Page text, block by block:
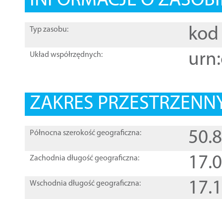
Typ zasobu: kod
Układ współrzędnych:
ZAKRES
Północna szerokość geograficzna:
Zachodnia długość geograficzna:
Wschodnia długość geograficzna: